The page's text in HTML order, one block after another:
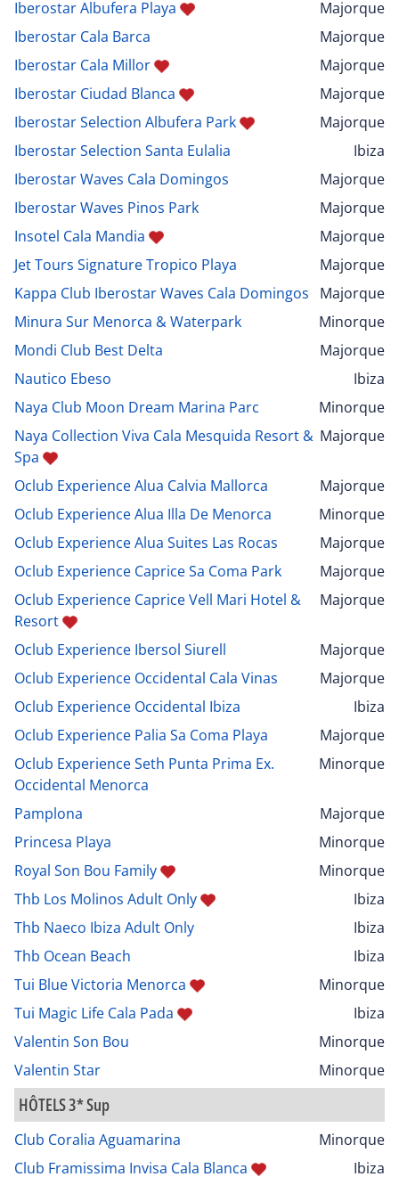
Iberostar Albufera Playa
Majorque
Iberostar Cala Barca
Majorque
Iberostar Cala Millor
Majorque
Iberostar Ciudad Blanca
Majorque
Iberostar Selection Albufera Park
Majorque
Iberostar Selection Santa Eulalia
Ibiza
Iberostar Waves Cala Domingos
Majorque
Iberostar Waves Pinos Park
Majorque
Insotel Cala Mandia
Majorque
Jet Tours Signature Tropico Playa
Majorque
Kappa Club Iberostar Waves Cala Domingos
Majorque
Minura Sur Menorca & Waterpark
Minorque
Mondi Club Best Delta
Majorque
Nautico Ebeso
Ibiza
Naya Club Moon Dream Marina Parc
Minorque
Naya Collection Viva Cala Mesquida Resort &
Spa
Majorque
Oclub Experience Alua Calvia Mallorca
Majorque
Oclub Experience Alua Illa De Menorca
Minorque
Oclub Experience Alua Suites Las Rocas
Majorque
Oclub Experience Caprice Sa Coma Park
Majorque
Oclub Experience Caprice Vell Mari Hotel &
Resort
Majorque
Oclub Experience Ibersol Siurell
Majorque
Oclub Experience Occidental Cala Vinas
Majorque
Oclub Experience Occidental Ibiza
Ibiza
Oclub Experience Palia Sa Coma Playa
Majorque
Oclub Experience Seth Punta Prima Ex.
Occidental Menorca
Minorque
Pamplona
Majorque
Princesa Playa
Minorque
Royal Son Bou Family
Minorque
Thb Los Molinos Adult Only
Ibiza
Thb Naeco Ibiza Adult Only
Ibiza
Thb Ocean Beach
Ibiza
Tui Blue Victoria Menorca
Minorque
Tui Magic Life Cala Pada
Ibiza
Valentin Son Bou
Minorque
Valentin Star
Minorque
HÔTELS 3* Sup
Club Coralia Aguamarina
Minorque
Club Framissima Invisa Cala Blanca
Ibiza